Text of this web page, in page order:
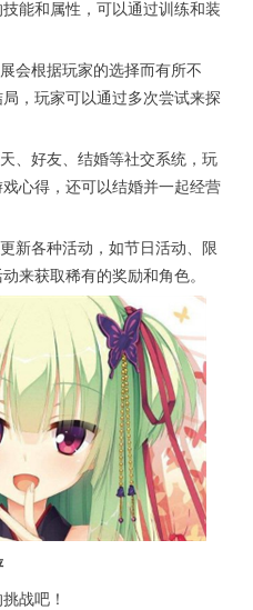
能和属性，可以通过训练和装
会根据玩家的选择而有所不
，玩家可以通过多次尝试来探
、好友、结婚等社交系统，玩
心得，还可以结婚并一起经营
新各种活动，如节日活动、限
来获取稀有的奖励和角色。
战吧！